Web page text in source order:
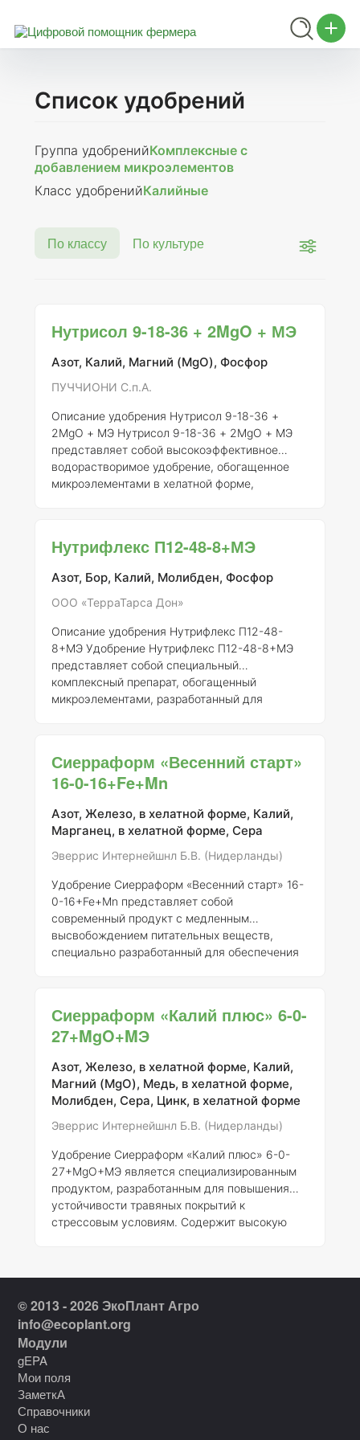
Список удобрений
Группа удобренийКомплексные с
добавлением микроэлементов
Класс удобренийКалийные
По классу По культуре
Нутрисол 9-18-36 + 2MgO + МЭ
Азот, Калий, Магний (MgO), Фосфор
ПУЧЧИОНИ С.п.А.
Описание удобрения Нутрисол 9-18-36 +
2MgO + МЭНутрисол 9-18-36 + 2MgO + МЭ
представляет собой высокоэффективное
водорастворимое удобрение, обогащенное
микроэлементами в хелатной форме,
растений и способствует улучшению
содержание калия в формуле удобрения
ускоряет процессы роста и созревания
применения в различных агрономических
условиях.Преимущества удобрения
Нутрифлекс П12-48-8+МЭ
Азот, Бор, Калий, Молибден, Фосфор
ООО «ТерраТарса Дон»
Описание удобрения Нутрифлекс П12-48-
8+МЭУдобрение Нутрифлекс П12-48-8+МЭ
представляет собой специальный
комплексный препарат, обогащенный
микроэлементами, разработанный для
органов. Это удобрение отвечает принципу
«всё в одном», что делает его идеальным для
сельскохозяйственных культур. Химический
состав удобрения включает в себя: -Фосфор
(P)
: 48% -Азот (N) : 12% - Калий (K) : 8%, а
Сиерраформ «Весенний старт»
16-0-16+Fe+Mn
Азот, Железо, в хелатной форме, Калий,
Марганец, в хелатной форме, Сера
Эверрис Интернейшнл Б.В. (Нидерланды)
Удобрение Сиерраформ «Весенний старт» 16-
0-16+Fe+Mn представляет собой
современный продукт с медленным
высвобождением питательных веществ,
специально разработанный для обеспечения
способствует быстрой реакции даже в
холодных условиях, позволяя сбалансировать
содержит фосфора, что делает его идеальным
для участков с высоким содержанием этого
элемента. Продолжительность действия
удобрения составл
Сиерраформ «Калий плюс» 6-0-
27+MgO+MЭ
Азот, Железо, в хелатной форме, Калий,
Магний (MgO), Медь, в хелатной форме,
Молибден, Сера, Цинк, в хелатной форме
Эверрис Интернейшнл Б.В. (Нидерланды)
Удобрение Сиерраформ «Калий плюс» 6-0-
27+MgO+MЭ является специализированным
продуктом, разработанным для повышения
устойчивости травяных покрытий к
стрессовым условиям. Содержит высокую
подвергающихся интенсивной эксплуатации.
Композиция удобрения включает 6% азота,
27% калия, а также магний и микроэлементы,
питанию растений. Низкое содержание азота
способствует компак
© 2013 - 2026 ЭкоПлант Агро
info@ecoplant.org
Модули
gEPA
Мои поля
ЗаметкА
Справочники
О нас